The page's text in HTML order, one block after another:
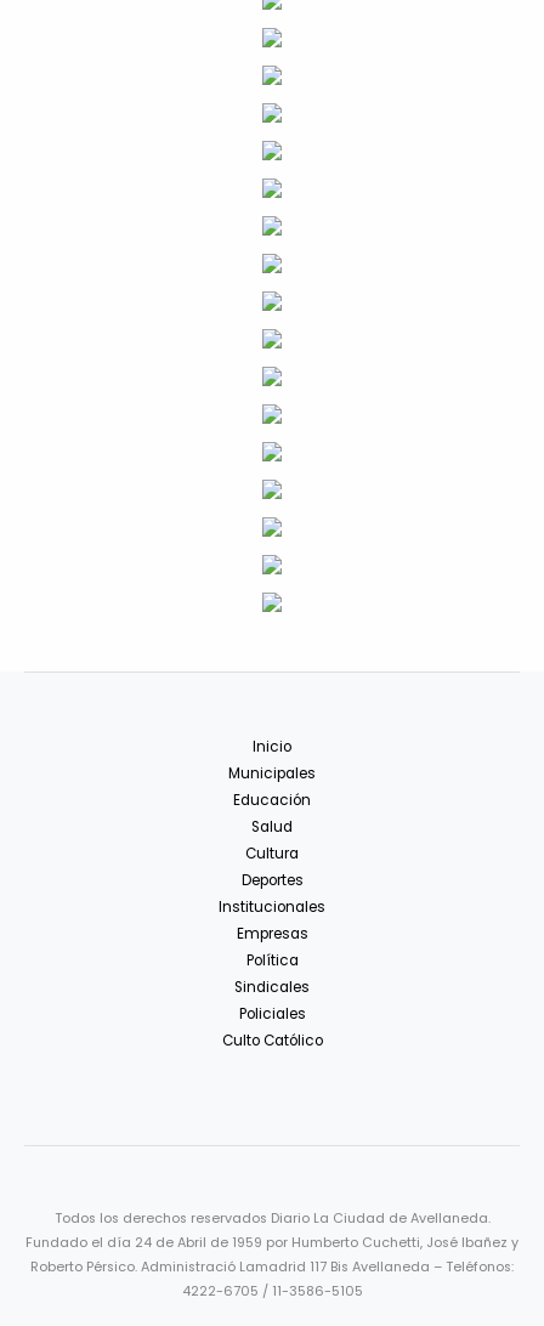
Inicio
Municipales
Educación
Salud
Cultura
Deportes
Institucionales
Empresas
Política
Sindicales
Policiales
Culto Católico
Todos los derechos reservados Diario La Ciudad de Avellaneda.
Fundado el día 24 de Abril de 1959 por Humberto Cuchetti, José Ibañez y
Roberto Pérsico. Administració Lamadrid 117 Bis Avellaneda – Teléfonos:
4222-6705 / 11-3586-5105